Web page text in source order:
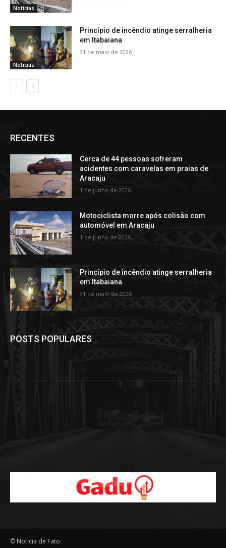
Noticias
Noticias
Princípio de incêndio atinge serralheria
em Itabaiana
31 de maio de 2026
RECENTES
Cerca de 44 pessoas sofreram
acidentes com caravelas em praias de
Aracaju
1 de junho de 2026
Motociclista morre após colisão com
automóvel em Aracaju
1 de junho de 2026
Princípio de incêndio atinge serralheria
em Itabaiana
31 de maio de 2026
POSTS POPULARES
© Noticia de Fato